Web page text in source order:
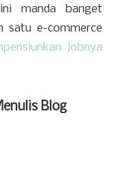
manda banget
satu e-commerce
jobnya
Blog